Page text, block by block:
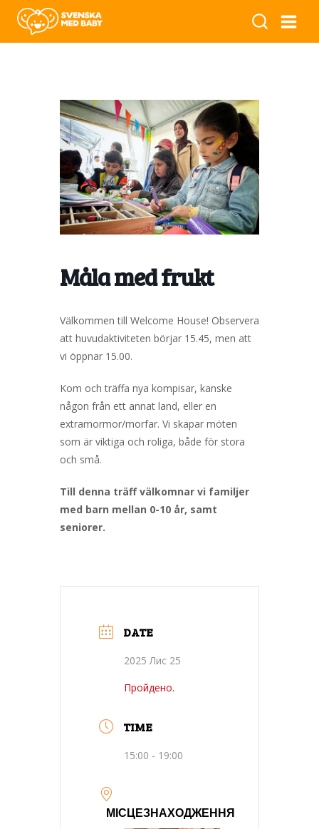
Måla med frukt
Välkommen till Welcome House! Observera
att huvudaktiviteten börjar 15.45, men att
vi öppnar 15.00.
Kom och träffa nya kompisar, kanske
någon från ett annat land, eller en
extramormor/morfar. Vi skapar möten
som är viktiga och roliga, både för stora
och små.
Till denna träff välkomnar vi familjer
med barn mellan 0-10 år, samt
seniorer.
DATE
2025 Лис 25
Пройдено.
TIME
15:00 - 19:00
МІСЦЕЗНАХОДЖЕННЯ